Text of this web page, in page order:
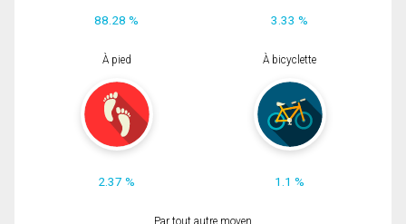
88.28 % 3.33 %
À pied
2.37 %
À bicyclette
1.1 %
Par tout autre moyen